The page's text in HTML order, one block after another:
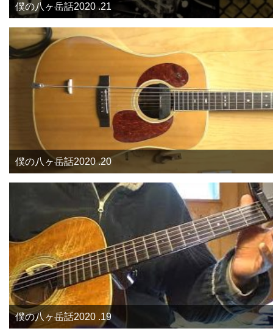
僕の八ヶ岳話2020 .21
僕の八ヶ岳話2020 .20
僕の八ヶ岳話2020 .19